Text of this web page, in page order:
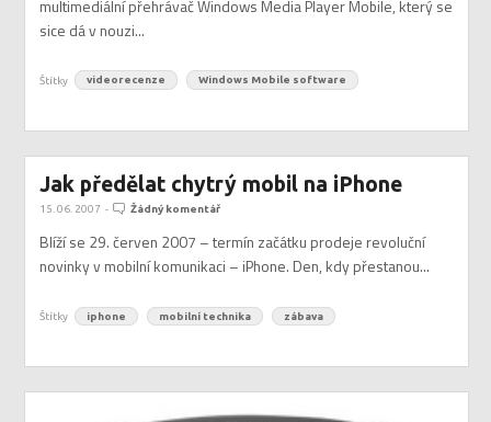
multimediální přehrávač Windows Media Player Mobile, který se
sice dá v nouzi...
Štítky videorecenze Windows Mobile software
Jak předělat chytrý mobil na iPhone
15. 06. 2007- Žádný komentář
Blíží se 29. červen 2007 – termín začátku prodeje revoluční
novinky v mobilní komunikaci – iPhone. Den, kdy přestanou...
Štítky iphone mobilní technika zábava